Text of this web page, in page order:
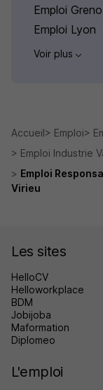
Emploi
Emploi Lyon
Voir plus
Accueil Emploi
Emploi Industrie
Emploi
Virieu
Les sites
HelloCV
Helloworkplace
BDM
Jobijoba
Maformation
Diplomeo
L'emploi